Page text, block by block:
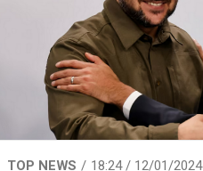
TOP NEWS 18:24 / 12/01/2024